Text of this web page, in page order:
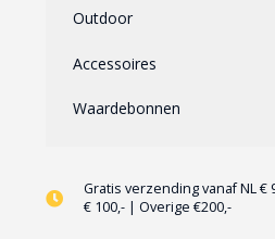
Outdoor
Accessoires
Waardebonnen
Gratis verzending vanaf NL €
€ 100,- | Overige €200,-